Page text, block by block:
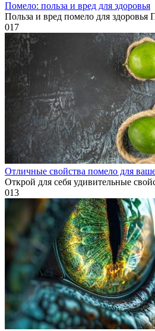
Помело: польза и вред для здоровья
Польза и вред помело для здоровья
017
Отличные свойства помело для
Открой для себя удивительные
013